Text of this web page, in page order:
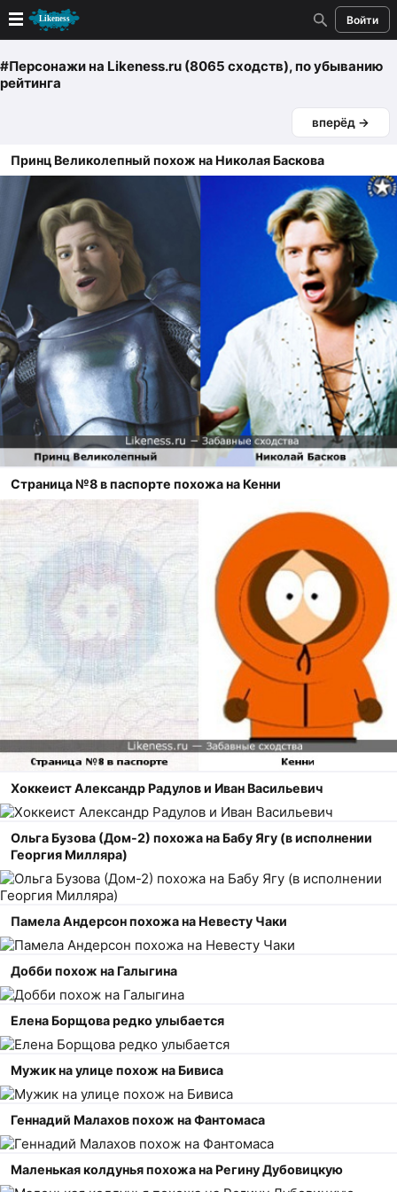
Войти
Новые
Голосование
Кандидаты
Случайное сходство 👍
Создать сходство
Для публикации необходима авторизация
Поиск
#Персонажина Likeness.ru (8065 сходств), по убыванию
рейтинга
вперёд →
Принц Великолепный похож на Николая Баскова
Страница №8 в паспорте похожа на Кенни
Хоккеист Александр Радулов и Иван Васильевич
Ольга Бузова (Дом-2) похожа на Бабу Ягу (в исполнении
Георгия Милляра)
Памела Андерсон похожа на Невесту Чаки
Добби похож на Галыгина
Елена Борщова редко улыбается
Мужик на улице похож на Бивиса
Геннадий Малахов похож на Фантомаса
Маленькая колдунья похожа на Регину Дубовицкую